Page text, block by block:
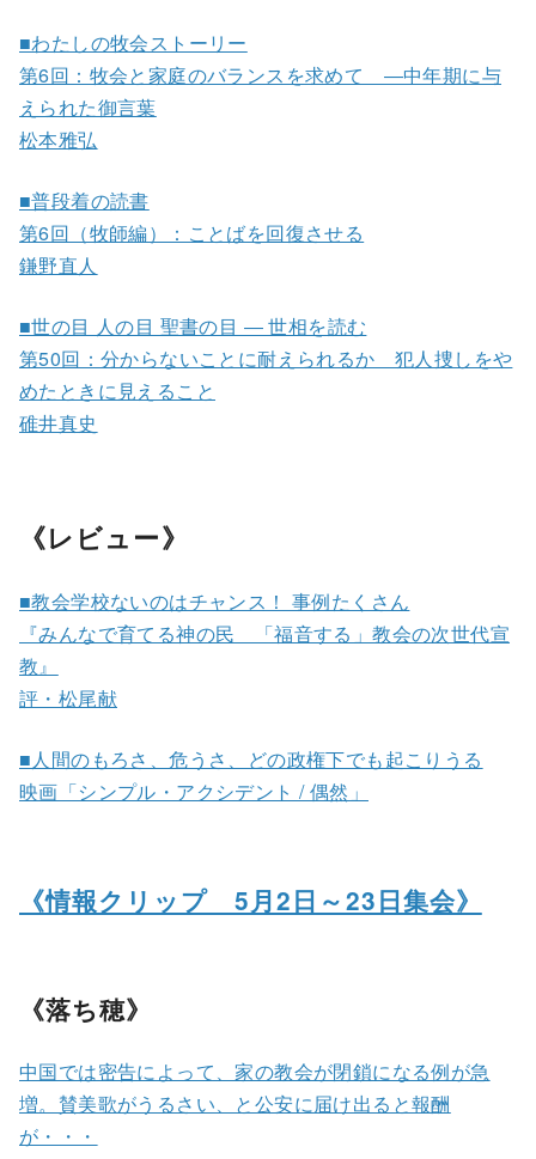
■わたしの牧会ストーリー
第6回：牧会と家庭のバランスを求めて ―中年期に与
えられた御言葉
松本雅弘
■普段着の読書
第6回（牧師編）：ことばを回復させる
鎌野直人
■世の目 人の目 聖書の目 ― 世相を読む
第50回：分からないことに耐えられるか 犯人捜しをや
めたときに見えること
碓井真史
《レビュー》
■教会学校ないのはチャンス！ 事例たくさん
『みんなで育てる神の民 「福音する」教会の次世代宣
教』
評・松尾献
■人間のもろさ、危うさ、どの政権下でも起こりうる
映画「シンプル・アクシデント / 偶然」
《情報クリップ 5月2日～23日集会》
《落ち穂》
中国では密告によって、家の教会が閉鎖になる例が急
増。賛美歌がうるさい、と公安に届け出ると報酬
が・・・